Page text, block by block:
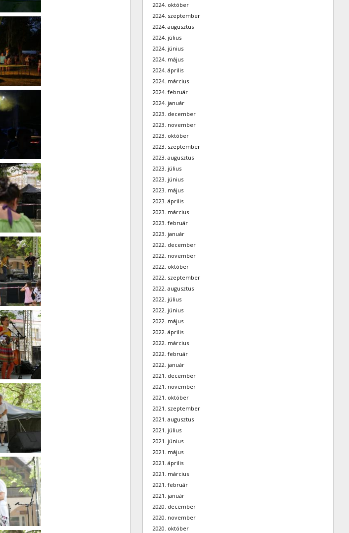
2024. október
2024. szeptember
2024. augusztus
2024. július
2024. június
2024. május
2024. április
2024. március
2024. február
2024. január
2023. december
2023. november
2023. október
2023. szeptember
2023. augusztus
2023. július
2023. június
2023. május
2023. április
2023. március
2023. február
2023. január
2022. december
2022. november
2022. október
2022. szeptember
2022. augusztus
2022. július
2022. június
2022. május
2022. április
2022. március
2022. február
2022. január
2021. december
2021. november
2021. október
2021. szeptember
2021. augusztus
2021. július
2021. június
2021. május
2021. április
2021. március
2021. február
2021. január
2020. december
2020. november
2020. október